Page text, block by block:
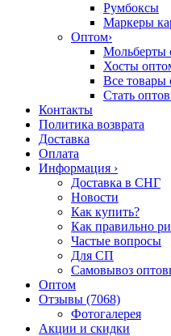
Румбоксы
Маркеры
Оптом›
Мольберты
Хосты
Все товары
Стать
Контакты
Политика возврата
Доставка
Оплата
Информация ›
Доставка в СНГ
Новости
Как купить?
Как правильно
Частые вопросы
Для СП
Самовывоз
Оптом
Отзывы (7068)
Фотогалерея
Акции и скидки